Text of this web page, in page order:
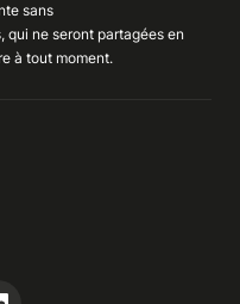
sans
qui ne seront partagées en
à tout moment.